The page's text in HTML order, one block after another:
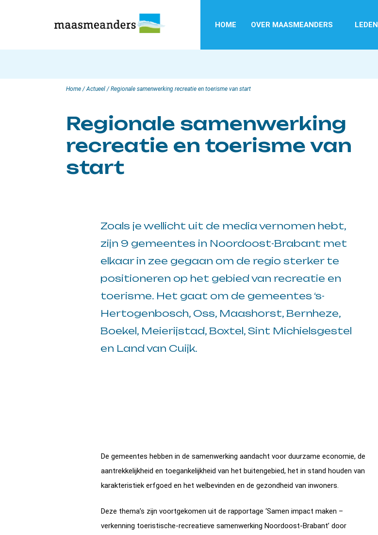
HOME OVER MAASMEANDERS LEDEN
Home/Actueel/Regionale samenwerking recreatie en toerisme van start
Regionale samenwerking
recreatie en toerisme van
start
Zoals je wellicht uit de media vernomen hebt,
zijn 9 gemeentes in Noordoost-Brabant met
elkaar in zee gegaan om de regio sterker te
positioneren op het gebied van recreatie en
toerisme. Het gaat om de gemeentes ‘s-
Hertogenbosch, Oss, Maashorst, Bernheze,
Boekel, Meierijstad, Boxtel, Sint Michielsgestel
en Land van Cuijk.
De gemeentes hebben in de samenwerking aandacht voor duurzame economie, de
aantrekkelijkheid en toegankelijkheid van het buitengebied, het in stand houden van
karakteristiek erfgoed en het welbevinden en de gezondheid van inwoners.
Deze thema’s zijn voortgekomen uit de rapportage ‘Samen impact maken –
verkenning toeristische-recreatieve samenwerking Noordoost-Brabant’ door